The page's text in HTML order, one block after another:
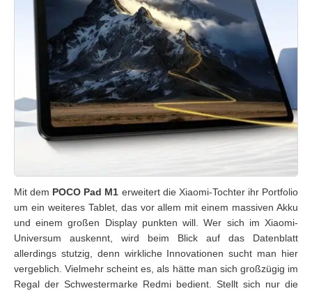
Mit dem POCO Pad M1 erweitert die Xiaomi-Tochter ihr Portfolio
um ein weiteres Tablet, das vor allem mit einem massiven Akku
und einem großen Display punkten will. Wer sich im Xiaomi-
Universum auskennt, wird beim Blick auf das Datenblatt
allerdings stutzig, denn wirkliche Innovationen sucht man hier
vergeblich. Vielmehr scheint es, als hätte man sich großzügig im
Regal der Schwestermarke Redmi bedient. Stellt sich nur die